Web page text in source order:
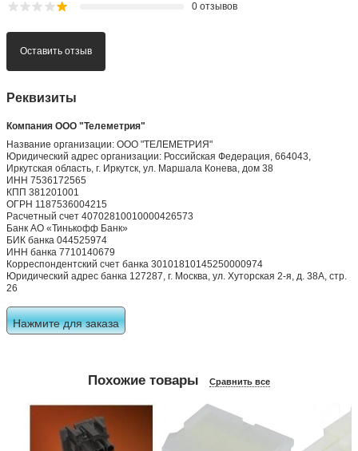
0 отзывов
Оставить отзыв
Реквизиты
Компания ООО "Телеметрия"
Название организации: ООО "ТЕЛЕМЕТРИЯ"
Юридический адрес организации: Российская Федерация, 664043,
Иркутская область, г. Иркутск, ул. Маршала Конева, дом 38
ИНН 7536172565
КПП 381201001
ОГРН 1187536004215
Расчетный счет 40702810010000426573
Банк АО «Тинькофф Банк»
БИК банка 044525974
ИНН банка 7710140679
Корреспондентский счет банка 30101810145250000974
Юридический адрес банка 127287, г. Москва, ул. Хуторская 2-я, д. 38А, стр.
26
Нажмите для заказа
Похожие товары Сравнить все